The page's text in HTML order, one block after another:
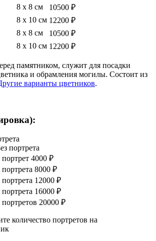
8 х 8 см
10500 ₽
8 х 10 см 12200 ₽
8 х 8 см
10500 ₽
8 х 10 см 12200 ₽
памятником, служит для посадки
и обрамления могилы. Состоит из
варианты цветников.
портрета
портрет 4000 ₽
портрета 8000 ₽
портрета 12000 ₽
портрета 16000 ₽
портретов 20000 ₽
количество портретов на